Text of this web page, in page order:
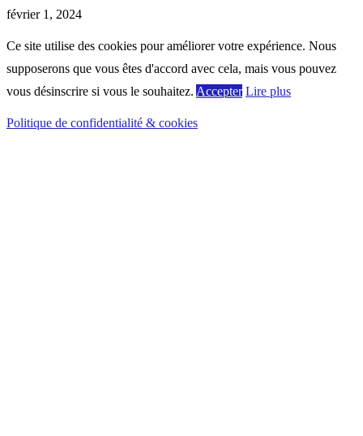
février 1, 2024
Ce site utilise des cookies pour améliorer votre expérience. Nous
supposerons que vous êtes d'accord avec cela, mais vous pouvez
vous désinscrire si vous le souhaitez. Accepter Lire plus
Politique de confidentialité & cookies